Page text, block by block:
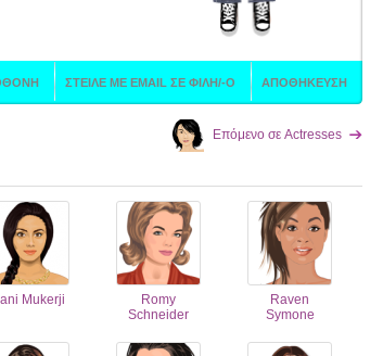
Επόμενο σε Actresses
Mukerji
Romy
Schneider
Raven
Symone